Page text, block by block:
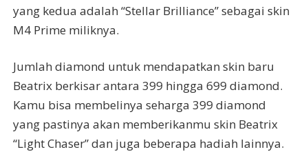
yang kedua adalah “Stellar Brilliance” sebagai skin
M4 Prime miliknya.
Jumlah diamond untuk mendapatkan skin baru
Beatrix berkisar antara 399 hingga 699 diamond.
Kamu bisa membelinya seharga 399 diamond
yang pastinya akan memberikanmu skin Beatrix
“Light Chaser” dan juga beberapa hadiah lainnya.